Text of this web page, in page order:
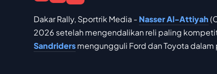
Dakar Rally, Sportrik Media - Nasser Al-Attiyah
2026 setelah mengendalikan reli paling
Sandridersmengungguli Ford dan Toyota